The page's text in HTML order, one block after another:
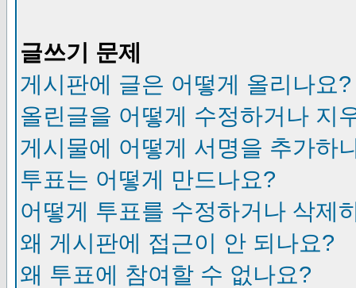
글쓰기 문제
게시판에 글은 어떻게 올리나요?
올린글을 어떻게 수정하거나 지
게시물에 어떻게 서명을 추가하
투표는 어떻게 만드나요?
어떻게 투표를 수정하거나 삭제
왜 게시판에 접근이 안 되나요?
왜 투표에 참여할 수 없나요?